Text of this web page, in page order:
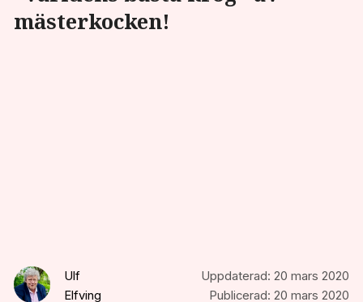
mästerkocken!
Ulf
Elfving
Uppdaterad: 20 mars 2020
Publicerad: 20 mars 2020